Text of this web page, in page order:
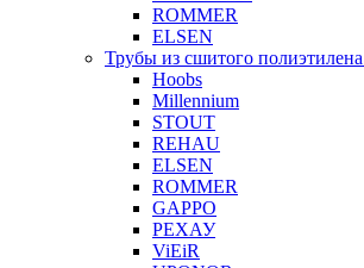
ROMMER
ELSEN
Трубы из сшитого полиэтилена
Hoobs
Millennium
STOUT
REHAU
ELSEN
ROMMER
GAPPO
РЕХАУ
ViEiR